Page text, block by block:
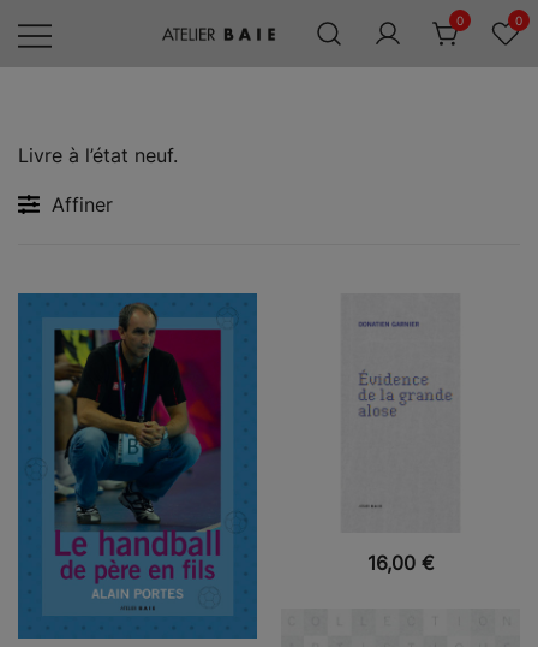
0 0
Livre à l’état neuf.
Affiner
VUE RAPIDE
16,00 €